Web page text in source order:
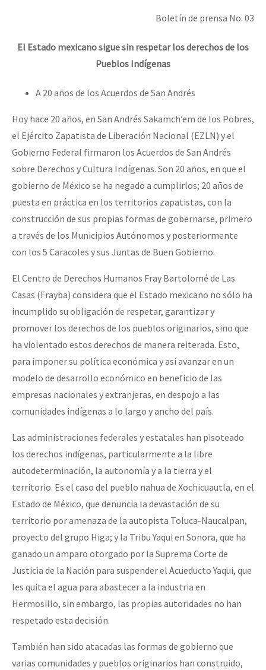
Boletín de prensa No. 03
El Estado mexicano sigue sin respetar los derechos de los
Pueblos Indígenas
A 20 años de los Acuerdos de San Andrés
Hoy hace 20 años, en San Andrés Sakamch’em de los Pobres,
el Ejército Zapatista de Liberación Nacional (EZLN) y el
Gobierno Federal firmaron los Acuerdos de San Andrés
sobre Derechos y Cultura Indígenas. Son 20 años, en que el
gobierno de México se ha negado a cumplirlos; 20 años de
puesta en práctica en los territorios zapatistas, con la
construcción de sus propias formas de gobernarse, primero
a través de los Municipios Autónomos y posteriormente
con los 5 Caracoles y sus Juntas de Buen Gobierno.
El Centro de Derechos Humanos Fray Bartolomé de Las
Casas (Frayba) considera que el Estado mexicano no sólo ha
incumplido su obligación de respetar, garantizar y
promover los derechos de los pueblos originarios, sino que
ha violentado estos derechos de manera reiterada. Esto,
para imponer su política económica y así avanzar en un
modelo de desarrollo económico en beneficio de las
empresas nacionales y extranjeras, en despojo a las
comunidades indígenas a lo largo y ancho del país.
Las administraciones federales y estatales han pisoteado
los derechos indígenas, particularmente a la libre
autodeterminación, la autonomía y a la tierra y el
territorio. Es el caso del pueblo nahua de Xochicuautla, en el
Estado de México, que denuncia la devastación de su
territorio por amenaza de la autopista Toluca-Naucalpan,
proyecto del grupo Higa; y la Tribu Yaqui en Sonora, que ha
ganado un amparo otorgado por la Suprema Corte de
Justicia de la Nación para suspender el Acueducto Yaqui, que
les quita el agua para abastecer a la industria en
Hermosillo, sin embargo, las propias autoridades no han
respetado esta decisión.
También han sido atacadas las formas de gobierno que
varias comunidades y pueblos originarios han construido,